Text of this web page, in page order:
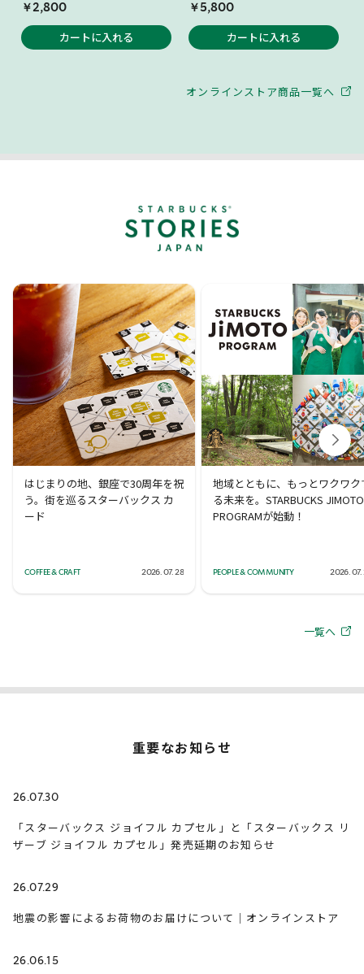
￥2,800
カートに入れる
￥5,800
カートに入れる
オンラインストア商品一覧へ
はじまりの地、銀座で30周年を祝
う。街を巡るスターバックス カ
ード
COFFEE & CRAFT 2026. 07. 28
地域とともに、もっとワクワク
る未来を。STARBUCKS JIMOTO
PROGRAMが始動！
PEOPLE & COMMUNITY 2026. 07.
一覧へ
重要なお知らせ
26.07.30
「スターバックス ジョイフル カプセル」と「スターバックス リ
ザーブ ジョイフル カプセル」発売延期のお知らせ
26.07.29
地震の影響によるお荷物のお届けについて｜オンラインストア
26.06.15